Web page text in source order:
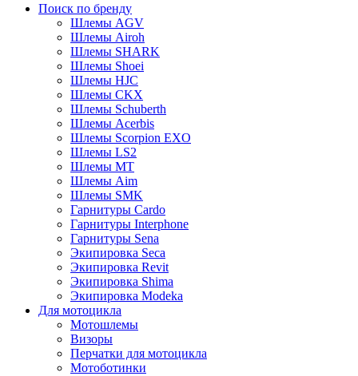
Поиск по бренду
Шлемы AGV
Шлемы Airoh
Шлемы SHARK
Шлемы Shoei
Шлемы HJC
Шлемы CKX
Шлемы Schuberth
Шлемы Acerbis
Шлемы Scorpion EXO
Шлемы LS2
Шлемы MT
Шлемы Aim
Шлемы SMK
Гарнитуры Cardo
Гарнитуры Interphone
Гарнитуры Sena
Экипировка Seca
Экипировка Revit
Экипировка Shima
Экипировка Modeka
Для мотоцикла
Мотошлемы
Визоры
Перчатки для мотоцикла
Мотоботинки